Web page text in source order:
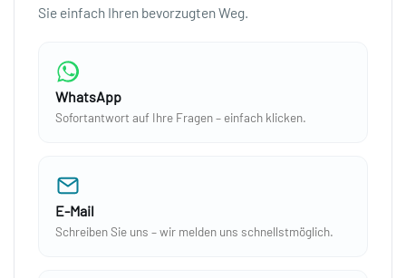
Sie einfach Ihren bevorzugten Weg.
WhatsApp
Sofortantwort auf Ihre Fragen – einfach klicken.
E-Mail
Schreiben Sie uns – wir melden uns schnellstmöglich.